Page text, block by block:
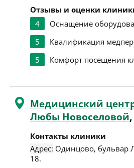
Отзывы и оценки
4
Оснащение
5
Квалификация
5
Комфорт посещения
Медицинский
Любы Новоселовой
Контакты клиники
Адрес: Одинцово, бульвар
18.